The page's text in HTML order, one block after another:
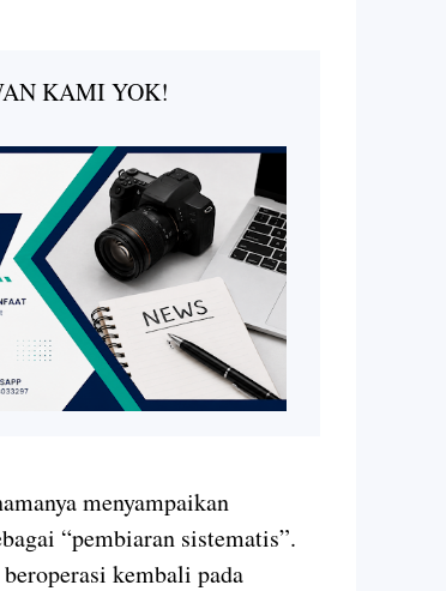
KAMI YOK!
menyampaikan
“pembiaran sistematis”.
kembali pada